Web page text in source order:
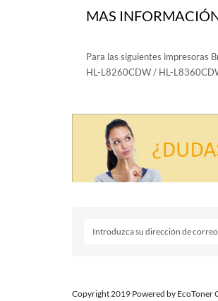
MAS
Para las siguientes impresoras
HL-L8260CDW / HL-
Copyright 2019 Powered by EcoToner